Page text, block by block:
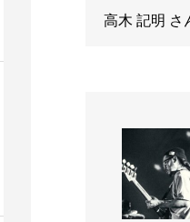
高木 記明 さ